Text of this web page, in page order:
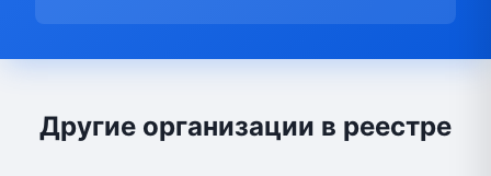
Другие организации в реестре